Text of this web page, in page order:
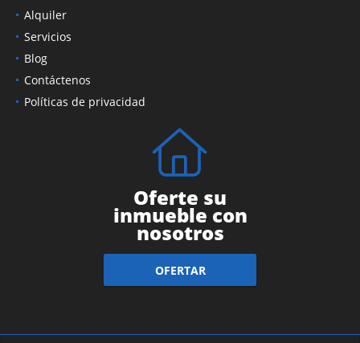
Alquiler
Servicios
Blog
Contáctenos
Políticas de privacidad
Oferte su
inmueble con
nosotros
OFERTAR